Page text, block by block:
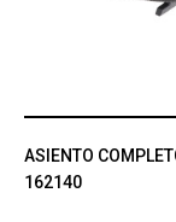
ASIENTO
162140